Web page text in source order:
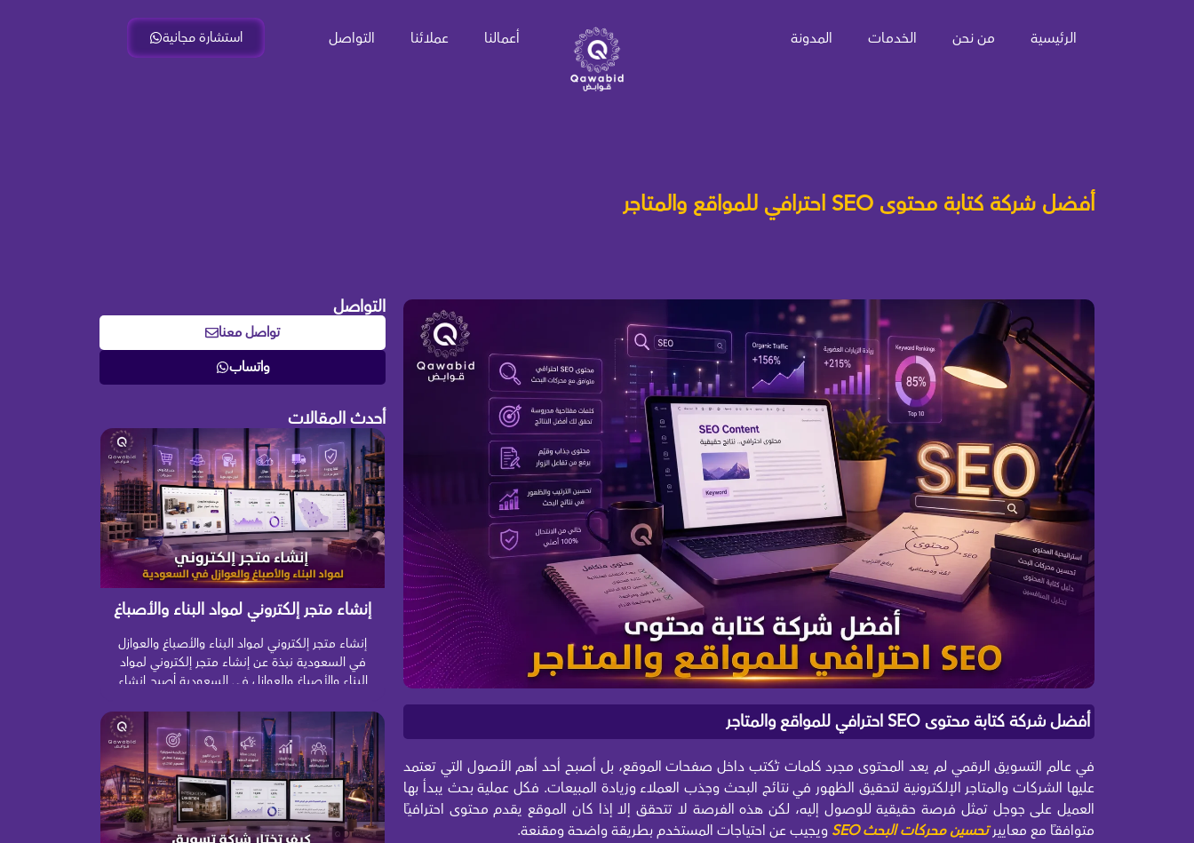
الرئيسية من نحن الخدمات المدونة أعمالنا عملائنا التواصل استشارة مجانية
أفضل شركة كتابة محتوى SEO احترافي للمواقع والمتاجر
التواصل
تواصل معنا
واتساب
أحدث المقالات
إنشاء متجر إلكتروني لمواد البناء والأصباغ
والعوازل في السعودية
إنشاء متجر إلكتروني لمواد البناء والأصباغ والعوازل
في السعودية نبذة عن إنشاء متجر إلكتروني لمواد
البناء والأصباغ والعوازل في السعودية أصبح إنشاء
السعودية خطوة مهمة للمصانع والموردين
والمستوردين والمعارض الراغبة في توسيع نشاطها
والوصول إلى المقاولين وشركات الإنشاء وأصحاب
المنازل والمشروعات التجارية. فالعميل اليوم ما عاد
يعتمد فقط […]
أفضل شركة كتابة محتوى SEO احترافي للمواقع والمتاجر
في عالم التسويق الرقمي لم يعد المحتوى مجرد كلمات تُكتب داخل صفحات الموقع، بل أصبح أحد أهم الأصول التي تعتمد
عليها الشركات والمتاجر الإلكترونية لتحقيق الظهور في نتائج البحث وجذب العملاء وزيادة المبيعات. فكل عملية بحث يبدأ بها
العميل على جوجل تمثل فرصة حقيقية للوصول إليه، لكن هذه الفرصة لا تتحقق إلا إذا كان الموقع يقدم محتوى احترافيًا
متوافقًا مع معاييرتحسين محركات البحث SEO
ويجيب عن احتياجات المستخدم بطريقة واضحة ومقنعة.